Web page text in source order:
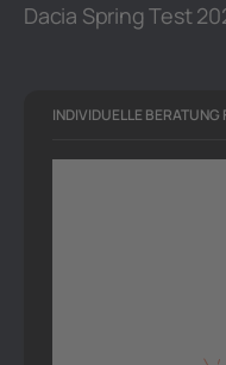
Dacia Spring Test
INDIVIDUELLE